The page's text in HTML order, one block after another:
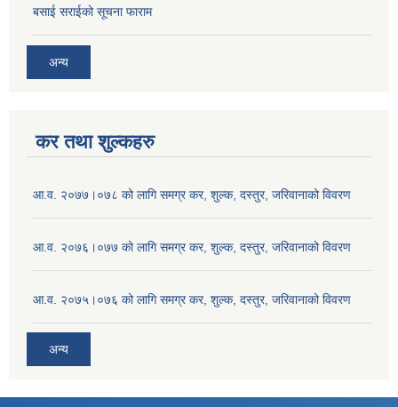
बसाई सराईको सूचना फाराम
अन्य
कर तथा शुल्कहरु
आ.व. २०७७।०७८ को लागि समग्र कर, शुल्क, दस्तुर, जरिवानाको विवरण
आ.व. २०७६।०७७ को लागि समग्र कर, शुल्क, दस्तुर, जरिवानाको विवरण
आ.व. २०७५।०७६ को लागि समग्र कर, शुल्क, दस्तुर, जरिवानाको विवरण
अन्य